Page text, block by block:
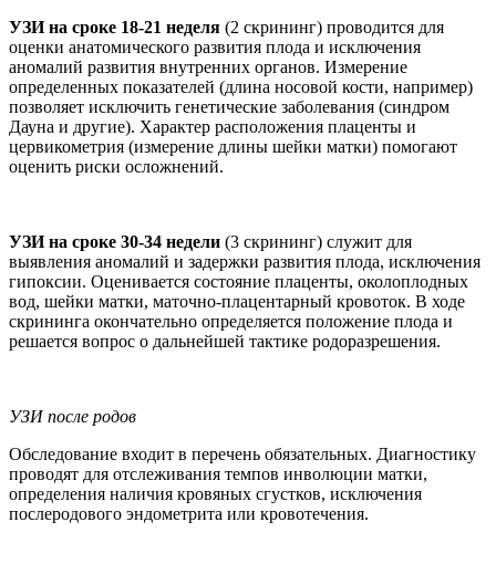
УЗИ на сроке 18-21 неделя (2 скрининг) проводится для
оценки анатомического развития плода и исключения
аномалий развития внутренних органов. Измерение
определенных показателей (длина носовой кости, например)
позволяет исключить генетические заболевания (синдром
Дауна и другие). Характер расположения плаценты и
цервикометрия (измерение длины шейки матки) помогают
оценить риски осложнений.
УЗИ на сроке 30-34 недели (3 скрининг) служит для
выявления аномалий и задержки развития плода, исключения
гипоксии. Оценивается состояние плаценты, околоплодных
вод, шейки матки, маточно-плацентарный кровоток. В ходе
скрининга окончательно определяется положение плода и
решается вопрос о дальнейшей тактике родоразрешения.
УЗИ после родов
Обследование входит в перечень обязательных. Диагностику
проводят для отслеживания темпов инволюции матки,
определения наличия кровяных сгустков, исключения
послеродового эндометрита или кровотечения.